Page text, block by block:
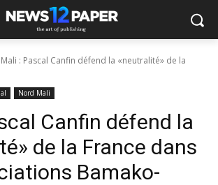
Mali : Pascal Canfin défend la «neutralité» de la
Nord Mali
Canfin défend la
de la France dans
Bamako-